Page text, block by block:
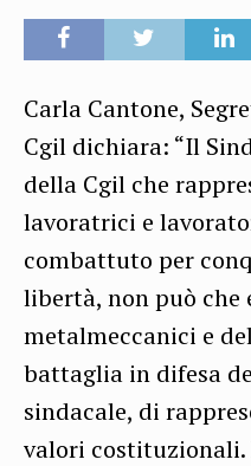
Carla Cantone,
Cgil dichiara: “Il
della Cgil che
lavoratrici e
combattuto per
libertà, non può che
metalmeccanici e
battaglia in difesa
sindacale, di
valori costituzionali.